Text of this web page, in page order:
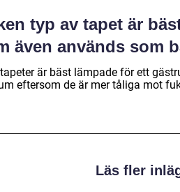
typ av tapet är
även används som
är bäst lämpade för ett
eftersom de är mer tåliga mot
Läs fler